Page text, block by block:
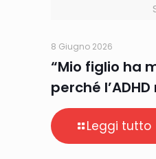
8 Giugno 2026
“Mio figlio ha
perché
Leggi tutto